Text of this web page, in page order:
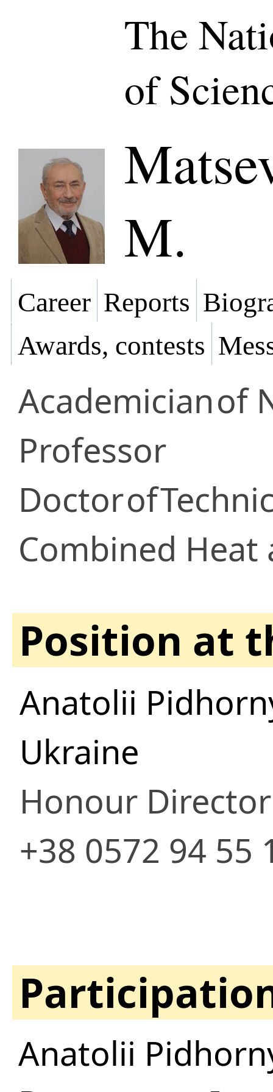
The
of
M.
Career Reports
Awards, contests
Academicianof
Professor
Doctorof
Combined Heat
Position at
Anatolii
Ukraine
Honour Director
+38 0572 94 55
Anatolii